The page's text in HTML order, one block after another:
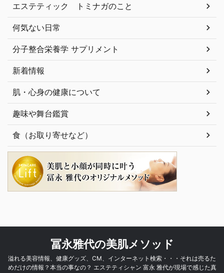
エステティック トミナガのこと
何気ない日常
分子整合栄養学 サプリメント
新着情報
肌・心身の健康について
趣味や舞台鑑賞
食（お取り寄せなど）
冨永雅代の美肌メソッド
溢れる美容情報、健康グッズ、CM、インターネット検索・・・それは売るた
めだけの情報？本当の事なの？ エステティシャン 富永 雅代が現場で感じた真